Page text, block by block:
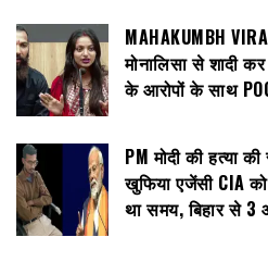
MAHAKUMBH
मोनालिसा से शादी
के आरोपों के साथ
PM मोदी की हत्या
खुफिया एजेंसी CIA
था समय, बिहार से 3